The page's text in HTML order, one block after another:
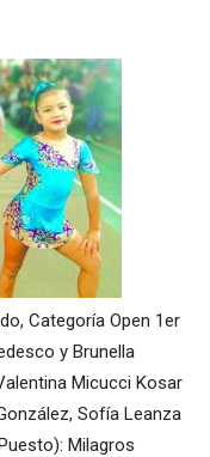
Categoría Open 1er
y Brunella
Micucci Kosar
Sofía Leanza
Milagros